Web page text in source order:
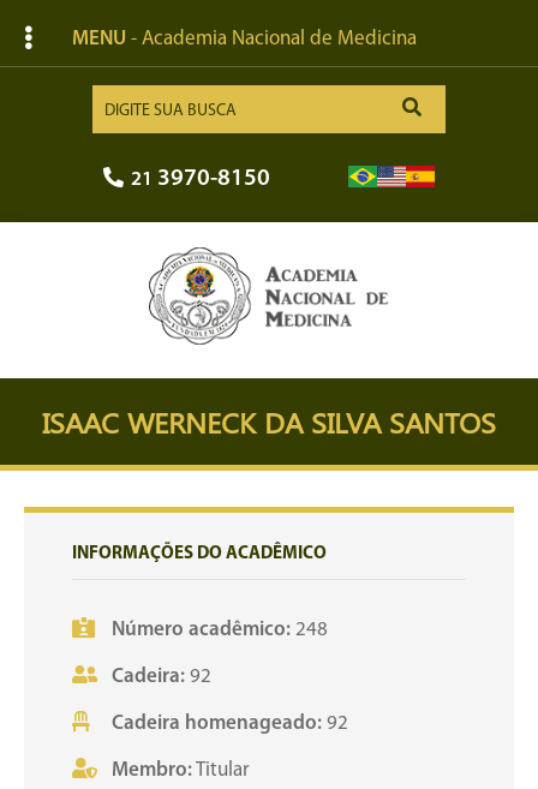
MENU - Academia Nacional de Medicina
21 3970-8150
ISAAC WERNECK DA SILVA SANTOS
INFORMAÇÕES DO ACADÊMICO
Número acadêmico: 248
Cadeira: 92
Cadeira homenageado: 92
Membro:Titular